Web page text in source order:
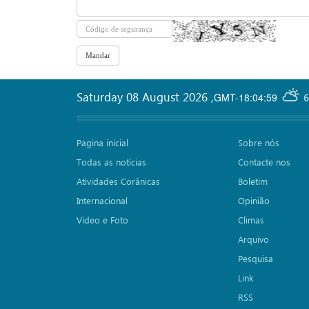
GMT-18:04:59
Saturday 08 August 2026 ,
Pagina inicial
Todas as notícias
Atividades Corânicas
Internacional
Vídeo e Foto
Sobre nós
Contacte nos
Boletim
Opinião
Climas
Arquivo
Pesquisa
Link
RSS